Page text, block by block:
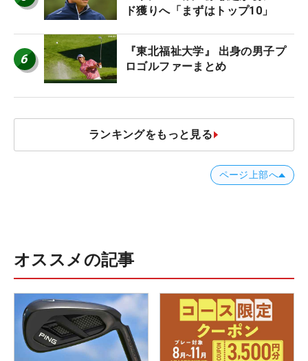
ド獲りへ「まずはトップ10」
6
『東北福祉大学』 出身の男子プ
ロゴルファーまとめ
ランキングをもっと見る
ページ上部へ
オススメの記事